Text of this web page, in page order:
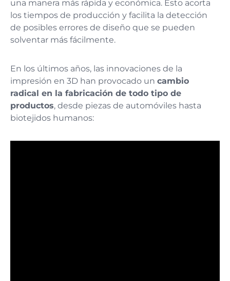
una manera más rápida y económica. Esto acorta
los tiempos de producción y facilita la detección
de posibles errores de diseño que se pueden
solventar más fácilmente.
En los últimos años, las innovaciones de la
impresión en 3D han provocado un cambio
radical en la fabricación de todo tipo de
productos, desde piezas de automóviles hasta
biotejidos humanos: